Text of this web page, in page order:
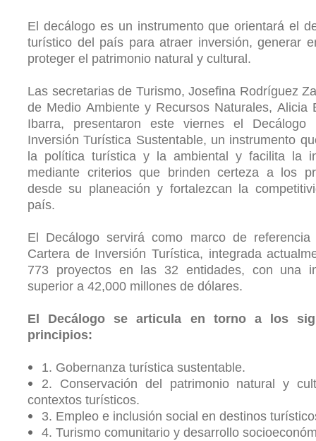
El decálogo es un instrumento que orientará el
turístico del país para atraer inversión, generar
proteger el patrimonio natural y cultural.
Las secretarias de Turismo, Josefina Rodríguez
de Medio Ambiente y Recursos Naturales, Alicia
Ibarra, presentaron este viernes el Decálogo
Inversión Turística Sustentable, un instrumento
la política turística y la ambiental y facilita la
mediante criterios que brinden certeza a los
desde su planeación y fortalezcan la
país.
El Decálogo servirá como marco de
Cartera de Inversión Turística, integrada
773 proyectos en las 32 entidades, con una
superior a 42,000 millones de dólares.
El Decálogo se articula en torno a los
principios:
1. Gobernanza turística sustentable.
2. Conservación del patrimonio natural y
contextos turísticos.
3. Empleo e inclusión social en destinos
4. Turismo comunitario y desarrollo